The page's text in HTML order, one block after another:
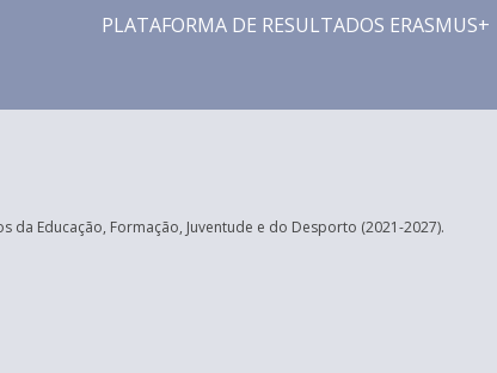
PLATAFORMA DE RESULTADOS ERASMUS+
Educação, Formação, Juventude e do Desporto (2021-2027).